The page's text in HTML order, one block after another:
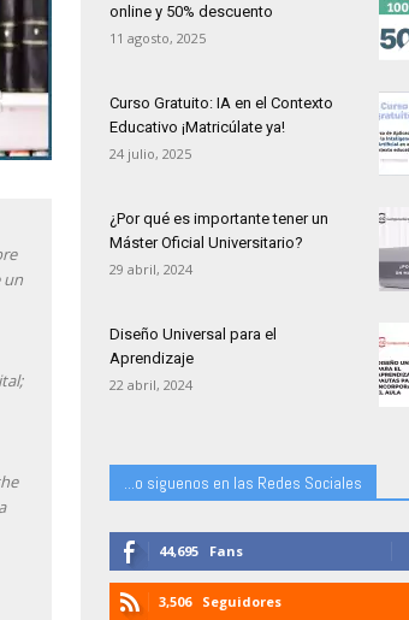
un
online y 50% descuento
11 agosto, 2025
Curso Gratuito: IA en el Contexto
Educativo ¡Matricúlate ya!
24 julio, 2025
¿Por qué es importante tener un
Máster Oficial Universitario?
29 abril, 2024
Diseño Universal para el
Aprendizaje
22 abril, 2024
...o siguenos en las Redes Sociales
44,695 Fans
3,506 Seguidores